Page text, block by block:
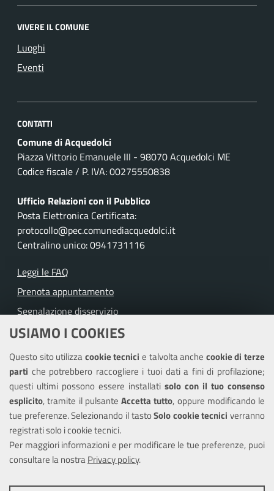
USIAMO I COOKIES
Questo sito utilizzacookie tecnicie talvolta anche cookie di terze
parti che potrebbero raccogliere i tuoi dati a fini di profilazione;
questi ultimi possono essere installati solo con il tuo consenso
esplicito, tramite il pulsante Accetta tutto, oppure modificando le
tue preferenze. Selezionando il tastoSolo cookie tecnici verranno
registrati solo i cookie tecnici.
Per maggiori informazioni e per modificare le tue preferenze, puoi
consultare la nostraPrivacy policy.
VIVERE IL COMUNE
Luoghi
Eventi
CONTATTI
Comune di Acquedolci
Piazza Vittorio Emanuele III - 98070 Acquedolci ME
Codice fiscale / P. IVA: 00275550838
Ufficio Relazioni con il Pubblico
Posta Elettronica Certificata:
protocollo@pec.comunediacquedolci.it
Centralino unico: 0941731116
Leggi le FAQ
Prenota appuntamento
Segnalazione disservizio
Richiesta assistenza
Amministrazione trasparente
Informativa privacy
Note legali
Piano di miglioramento del sito
Dichiarazione di accessibilità